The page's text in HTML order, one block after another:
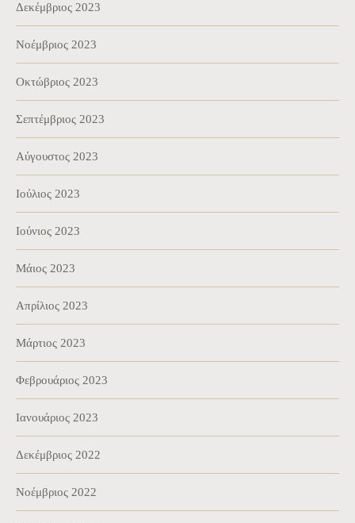
Δεκέμβριος 2023
Νοέμβριος 2023
Οκτώβριος 2023
Σεπτέμβριος 2023
Αύγουστος 2023
Ιούλιος 2023
Ιούνιος 2023
Μάιος 2023
Απρίλιος 2023
Μάρτιος 2023
Φεβρουάριος 2023
Ιανουάριος 2023
Δεκέμβριος 2022
Νοέμβριος 2022